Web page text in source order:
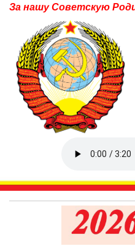
За нашу Советскую